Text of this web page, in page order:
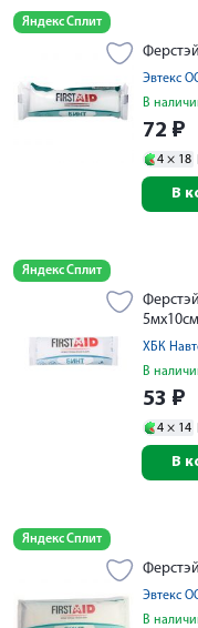
Яндекс Сплит
Эвтекс
В
72 ₽
4 × 18
В
Яндекс Сплит
5мх10см
ХБК
В
53 ₽
4 × 14
В
Яндекс Сплит
Эвтекс
В